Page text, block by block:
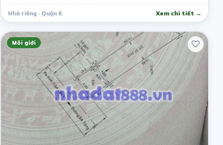
Nhà riêng · Quận 6 Xem chi tiết →
Môi giới